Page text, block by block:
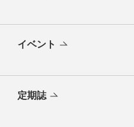
イベント
定期誌